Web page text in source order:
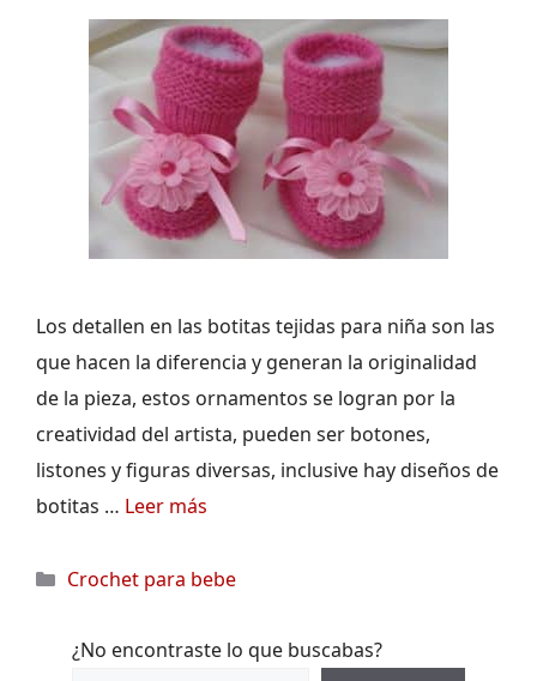
Los detallen en las botitas tejidas para niña son las
que hacen la diferencia y generan la originalidad
de la pieza, estos ornamentos se logran por la
creatividad del artista, pueden ser botones,
listones y figuras diversas, inclusive hay diseños de
botitas … Leer más
Categorías
Crochet para bebe
¿No encontraste lo que buscabas?